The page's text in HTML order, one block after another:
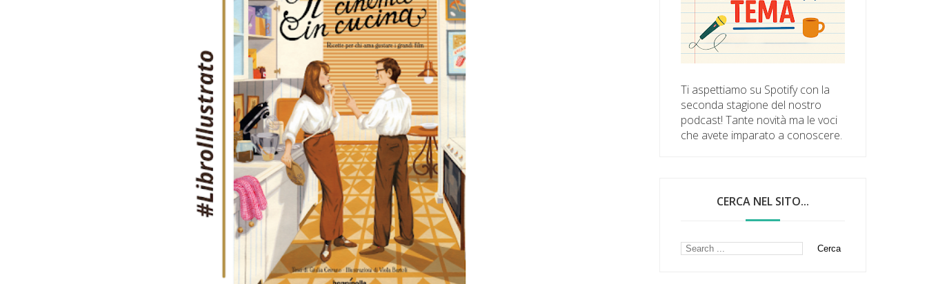
Ti aspettiamo su Spotify con la
seconda stagione del nostro
podcast! Tante novità ma le voci
che avete imparato a conoscere.
CERCA NEL SITO...